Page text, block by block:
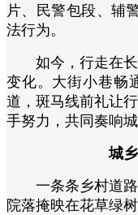
片、民警包段、辅
法行为。
如今，行走在长
变化。大街小巷畅
道，斑马线前礼让
手努力，共同奏响城
城
一条条乡村道路
院落掩映在花草绿